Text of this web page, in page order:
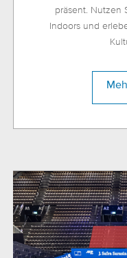
präsent. Nutzen
Indoors und